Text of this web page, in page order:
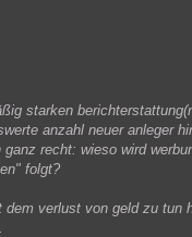
starken
anzahl neuer anleger
recht: wieso wird
folgt?
verlust von geld zu tun